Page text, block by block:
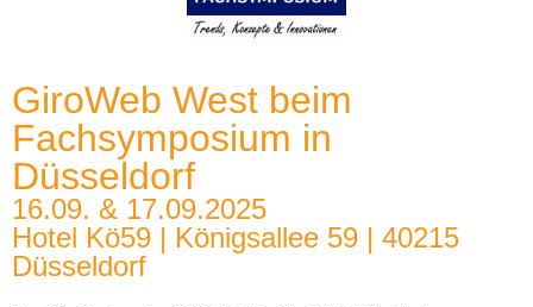
GiroWeb West beim
Fachsymposium in
Düsseldorf
16.09. & 17.09.2025
Hotel Kö59 | Königsallee 59 | 40215
Düsseldorf